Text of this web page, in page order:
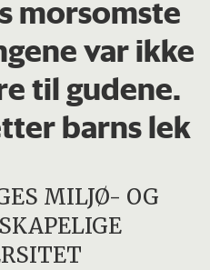
morsomste
var ikke
til gudene.
barns lek
MILJØ- OG